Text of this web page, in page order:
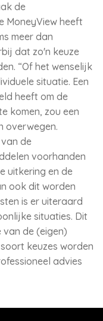
de
MoneyView heeft
meer dan
dat zo'n keuze
“Of het wenselijk
situatie. Een
heeft om de
komen, zou een
overwegen.
de
voorhanden
uitkering en de
ook dit worden
is er uiteraard
situaties. Dit
de (eigen)
keuzes worden
advies